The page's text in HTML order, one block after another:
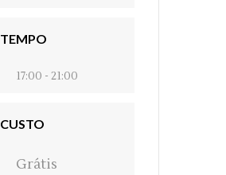
TEMPO
17:00 - 21:00
CUSTO
Grátis